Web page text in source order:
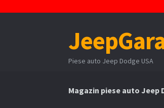
Sari
la
navigare
Sari
la
conținut
Piese auto Jeep Dodge USA
Magazin piese auto Jeep